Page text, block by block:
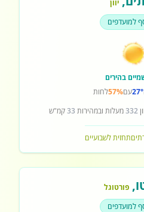
יוון
למועדפים
בהירים
27°עם57%לחות
332מעלות ובמהירות 33קמ"ש
תחזית לשבועיים
,פורטוגל
למועדפים